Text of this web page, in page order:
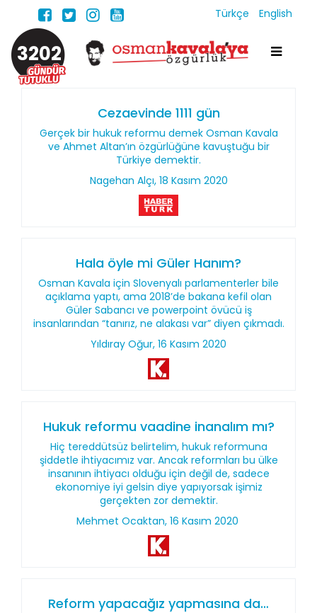
Türkçe English
3202
Cezaevinde 1111 gün
Gerçek bir hukuk reformu demek Osman Kavala
ve Ahmet Altan’ın özgürlüğüne kavuştuğu bir
Türkiye demektir.
Nagehan Alçı, 18 Kasım 2020
Hala öyle mi Güler Hanım?
Osman Kavala için Slovenyalı parlamenterler bile
açıklama yaptı, ama 2018’de bakana kefil olan
Güler Sabancı ve powerpoint övücü iş
insanlarından “tanırız, ne alakası var” diyen çıkmadı.
Yıldıray Oğur, 16 Kasım 2020
Hukuk reformu vaadine inanalım mı?
Hiç tereddütsüz belirtelim, hukuk reformuna
şiddetle ihtiyacımız var. Ancak reformları bu ülke
insanının ihtiyacı olduğu için değil de, sadece
ekonomiye iyi gelsin diye yapıyorsak işimiz
gerçekten zor demektir.
Mehmet Ocaktan, 16 Kasım 2020
Reform yapacağız yapmasına da…